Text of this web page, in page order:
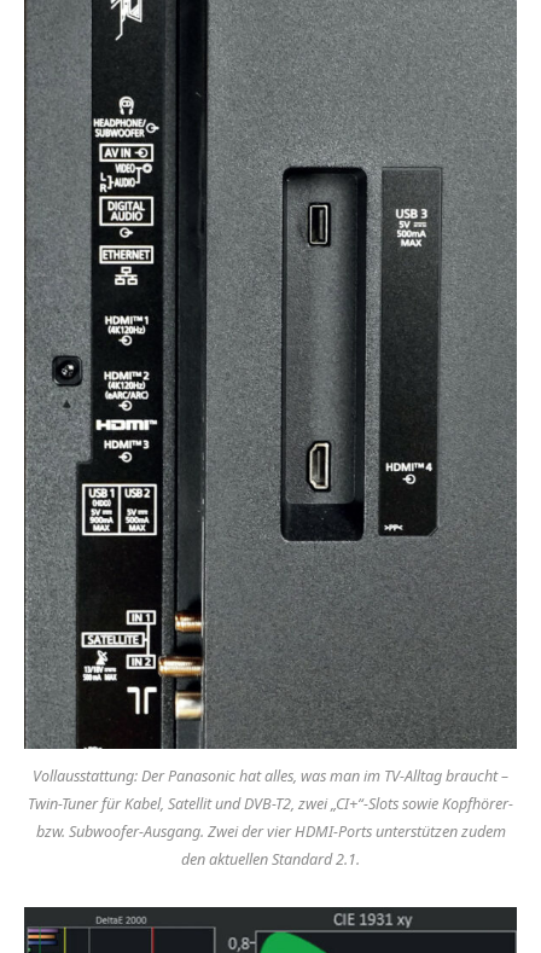
Vollausstattung: Der Panasonic hat alles, was man im TV-Alltag braucht –
Twin-Tuner für Kabel, Satellit und DVB-T2, zwei „CI+“-Slots sowie Kopfhörer-
bzw. Subwoofer-Ausgang. Zwei der vier HDMI-Ports unterstützen zudem
den aktuellen Standard 2.1.